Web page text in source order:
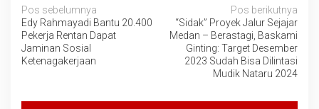
Navigasi
pos
Pos sebelumnya
Edy Rahmayadi Bantu 20.400
Pekerja Rentan Dapat
Jaminan Sosial
Ketenagakerjaan
Pos berikutnya
“Sidak” Proyek Jalur Sejajar
Medan – Berastagi, Baskami
Ginting: Target Desember
2023 Sudah Bisa Dilintasi
Mudik Nataru 2024